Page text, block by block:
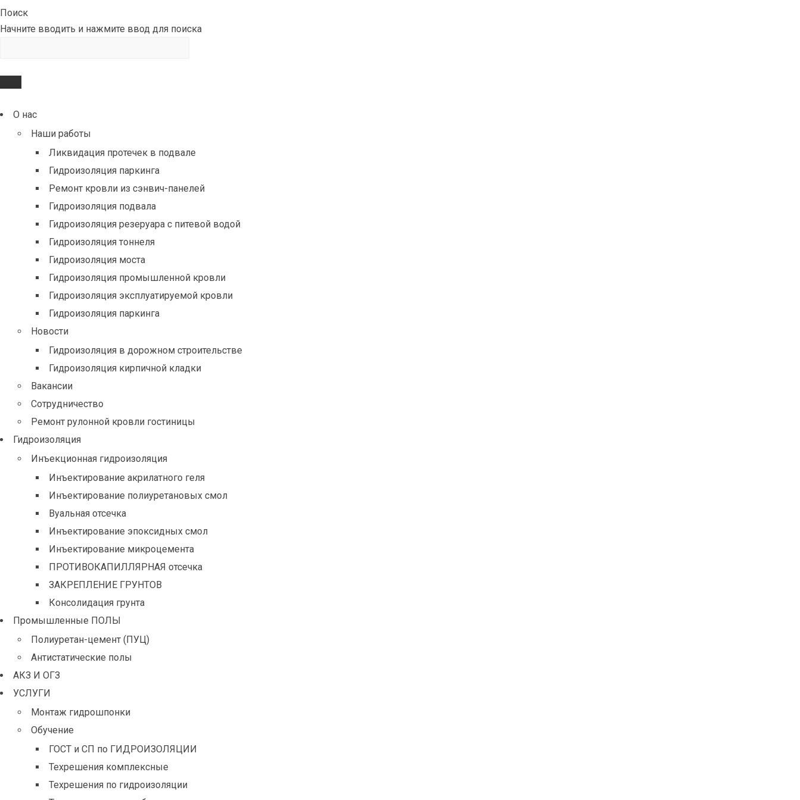
Поиск
Начните вводить и нажмите ввод для поиска
О нас
Наши работы
Ликвидация протечек в подвале
Гидроизоляция паркинга
Ремонт кровли из сэнвич-панелей
Гидроизоляция подвала
Гидроизоляция резеруара с питевой водой
Гидроизоляция тоннеля
Гидроизоляция моста
Гидроизоляция промышленной кровли
Гидроизоляция эксплуатируемой кровли
Гидроизоляция паркинга
Новости
Гидроизоляция в дорожном строительстве
Гидроизоляция кирпичной кладки
Вакансии
Сотрудничество
Ремонт рулонной кровли гостиницы
Гидроизоляция
Инъекционная гидроизоляция
Инъектирование акрилатного геля
Инъектирование полиуретановых смол
Вуальная отсечка
Инъектирование эпоксидных смол
Инъектирование микроцемента
ПРОТИВОКАПИЛЛЯРНАЯ отсечка
ЗАКРЕПЛЕНИЕ ГРУНТОВ
Консолидация грунта
Промышленные ПОЛЫ
Полиуретан-цемент (ПУЦ)
Антистатические полы
АКЗ И ОГЗ
УСЛУГИ
Монтаж гидрошпонки
Обучение
ГОСТ и СП по ГИДРОИЗОЛЯЦИИ
Техрешения комплексные
Техрешения по гидроизоляции